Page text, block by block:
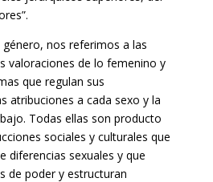
nos referimos a las
valoraciones de lo femenino y
que regulan sus
atribuciones a cada sexo y la
Todas ellas son producto
sociales y culturales que
diferencias sexuales y que
de poder y estructuran